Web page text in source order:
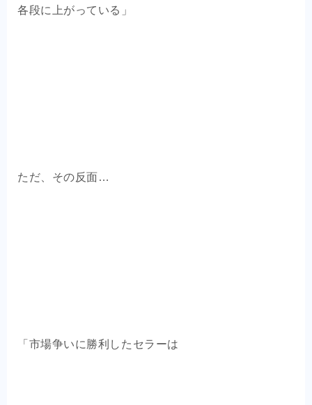
各段に上がっている」
ただ、その反面…
「市場争いに勝利したセラーは